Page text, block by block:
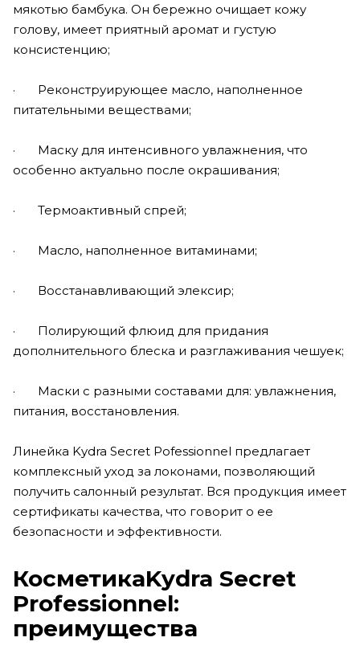
мякотью бамбука. Он бережно очищает кожу
голову, имеет приятный аромат и густую
консистенцию;
· Реконструирующее масло, наполненное
питательными веществами;
· Маску для интенсивного увлажнения, что
особенно актуально после окрашивания;
· Термоактивный спрей;
· Масло, наполненное витаминами;
· Восстанавливающий элексир;
· Полирующий флюид для придания
дополнительного блеска и разглаживания чешуек;
· Маски с разными составами для: увлажнения,
питания, восстановления.
Линейка Kydra Secret Pofessionnel предлагает
комплексный уход за локонами, позволяющий
получить салонный результат. Вся продукция имеет
сертификаты качества, что говорит о ее
безопасности и эффективности.
КосметикаKydra Secret
Professionnel:
преимущества